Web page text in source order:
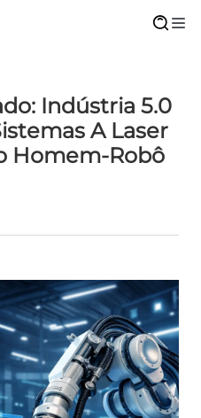
Indústria 5.0
A Laser
Homem-Robô